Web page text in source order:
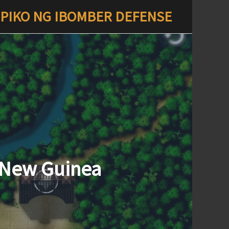
NG IBOMBER DEFENSE
Guinea